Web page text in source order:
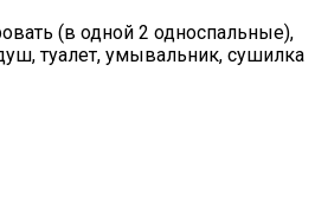
(в одной 2 односпальные),
туалет, умывальник, сушилка